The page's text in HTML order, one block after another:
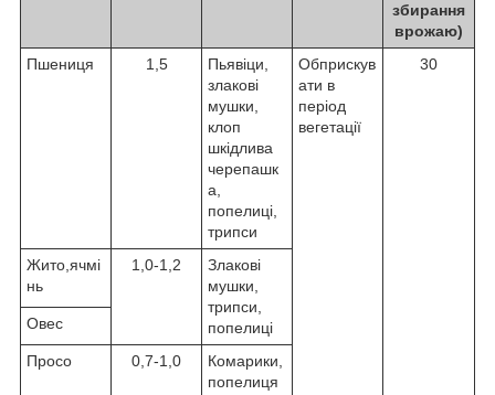
збирання
врожаю)
Пшениця
1,5
Пьявіци,
злакові
мушки,
клоп
шкідлива
черепашк
а,
попелиці,
трипси
Обприскув
ати в
період
вегетації
30
Жито,ячмі
нь
1,0-1,2
Злакові
мушки,
трипси,
попелиці
Овес
Просо 0,7-1,0
Комарики,
попелиця